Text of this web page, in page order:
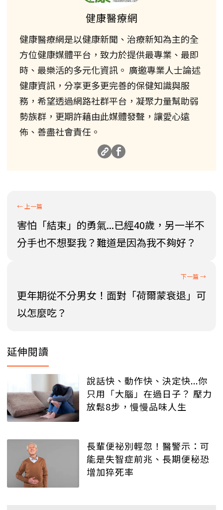
健康醫療網
健康醫療網是以健康新聞、治療新知為主的全
方位健康媒體平台，致力於提供最專業、最即
時、最樂活的多元化資訊。 廣邀專業人士論述
健康資訊，分享更多更完善的保健知識與服
務，希望透過網路社群平台，凝聚力量幫助弱
勢族群，更期許藉由此媒體發聲，讓愛心遠
佈、善盡社會責任。
害怕「結束」的勇氣...已經40歲，另一半不
分手也不想娶我？難道是因為我不夠好？
更年期從不分男女！面對「荷爾蒙衰退」可
以怎麼吃？
延伸閱讀
說話快、動作快、決定快...你
只用「大腦」在過日子？ 壓力
放鬆8步，慢慢品味人生
長輩便祕別輕忽！醫警示：可
能是失智症前兆、長期便秘恐
增加猝死率